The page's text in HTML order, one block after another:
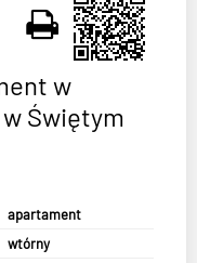
w
Świętym
apartament
wtórny